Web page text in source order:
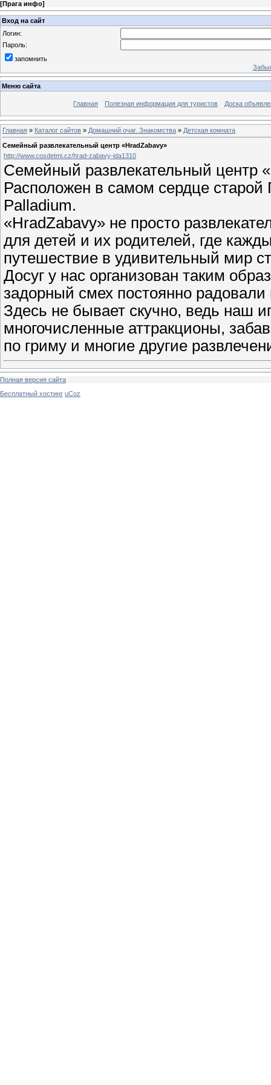
[Прага инфо]
Вход на сайт
Логин:
Пароль:
запомнить
Меню сайта
Главная Полезная информация для туристов Доска
Главная » Каталог сайтов » Домашний очаг. Знакомства » Детская комната
Семейный развлекательный центр «HradZabavy»
http://www.cosdetmi.cz/hrad-zabavy-ida1310
Семейный развлекательный центр
Расположен в самом сердце старой
Palladium.
«HradZabavy» не просто
для детей и их родителей, где
путешествие в удивительный мир
Досуг у нас организован таким
задорный смех постоянно радовали
Здесь не бывает скучно, ведь наш
многочисленные аттракционы,
по гриму и многие другие
Полная версия сайта
Бесплатный хостинг uCoz